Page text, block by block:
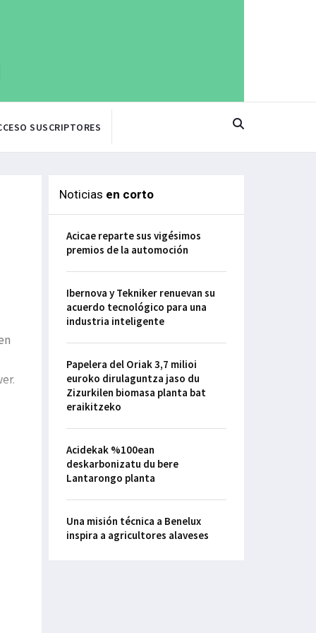
SUSCRIPTORES
Noticias en corto
Acicae reparte sus vigésimos
premios de la automoción
Ibernova y Tekniker renuevan su
acuerdo tecnológico para una
industria inteligente
Papelera del Oriak 3,7 milioi
euroko dirulaguntza jaso du
Zizurkilen biomasa planta bat
eraikitzeko
Acidekak %100ean
deskarbonizatu du bere
Lantarongo planta
Una misión técnica a Benelux
inspira a agricultores alaveses